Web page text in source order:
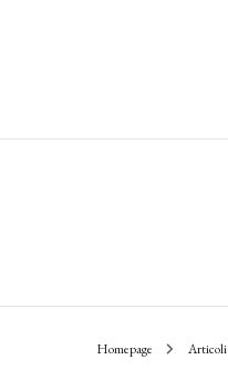
Homepage Articoli